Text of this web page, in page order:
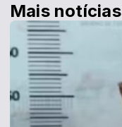
Mais notícias